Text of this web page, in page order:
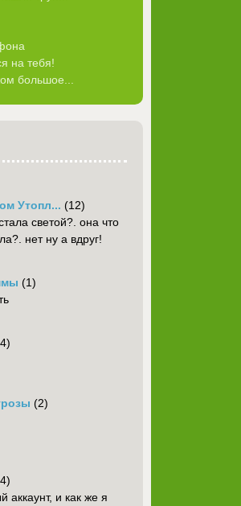
на тебя!
большое...
Утопл... (12)
светой?. она что
нет ну а вдруг!
(1)
(2)
аккаунт, и как же я